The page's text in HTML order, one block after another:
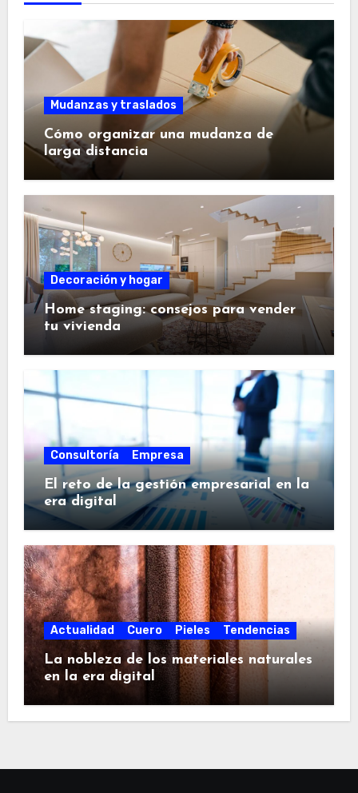
Mudanzas y traslados
Cómo organizar una mudanza de
larga distancia
Decoración y hogar
Home staging: consejos para vender
tu vivienda
Consultoría Empresa
El reto de la gestión empresarial en la
era digital
Actualidad Cuero Pieles Tendencias
La nobleza de los materiales naturales
en la era digital